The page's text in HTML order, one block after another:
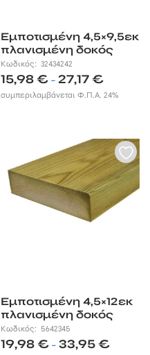
Εμποτισμένη 4,5×9,5εκ
πλανισμένη δοκός
Κωδικός:32434242
15,98€ – 27,17€
range:
συμπεριλαμβάνεται Φ.Π.Α. 24%
Εμποτισμένη 4,5×12εκ
πλανισμένη δοκός
Κωδικός: 5642345
19,98€ – 33,95€